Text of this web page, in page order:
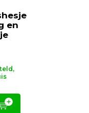
en